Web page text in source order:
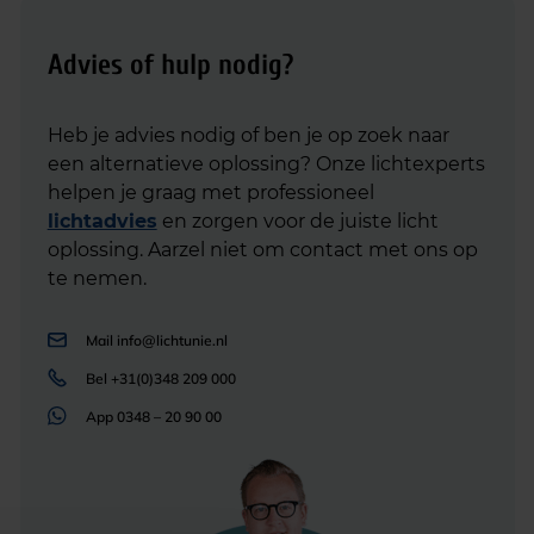
Advies of hulp nodig?
Heb je advies nodig of ben je op zoek naar
een alternatieve oplossing? Onze lichtexperts
helpen je graag met professioneel
lichtadvies en zorgen voor de juiste licht
oplossing. Aarzel niet om contact met ons op
te nemen.
Mail info@lichtunie.nl
Bel +31(0)348 209 000
App 0348 – 20 90 00